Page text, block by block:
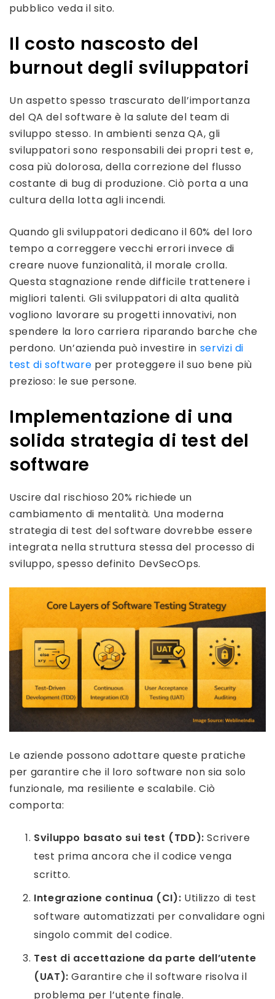
pubblico veda il sito.
Il costo nascosto del
burnout degli sviluppatori
Un aspetto spesso trascurato dell’importanza
del QA del software è la salute del team di
sviluppo stesso. In ambienti senza QA, gli
sviluppatori sono responsabili dei propri test e,
cosa più dolorosa, della correzione del flusso
costante di bug di produzione. Ciò porta a una
cultura della lotta agli incendi.
Quando gli sviluppatori dedicano il 60% del loro
tempo a correggere vecchi errori invece di
creare nuove funzionalità, il morale crolla.
Questa stagnazione rende difficile trattenere i
migliori talenti. Gli sviluppatori di alta qualità
vogliono lavorare su progetti innovativi, non
spendere la loro carriera riparando barche che
perdono. Un’azienda può investire in servizi di
test di software per proteggere il suo bene più
prezioso: le sue persone.
Implementazione di una
solida strategia di test del
software
Uscire dal rischioso 20% richiede un
cambiamento di mentalità. Una moderna
strategia di test del software dovrebbe essere
integrata nella struttura stessa del processo di
sviluppo, spesso definito DevSecOps.
Le aziende possono adottare queste pratiche
per garantire che il loro software non sia solo
funzionale, ma resiliente e scalabile. Ciò
comporta:
Sviluppo basato sui test (TDD): Scrivere
test prima ancora che il codice venga
scritto.
Integrazione continua (CI): Utilizzo di test
software automatizzati per convalidare ogni
singolo commit del codice.
Test di accettazione da parte dell’utente
(UAT): Garantire che il software risolva il
problema per l’utente finale.